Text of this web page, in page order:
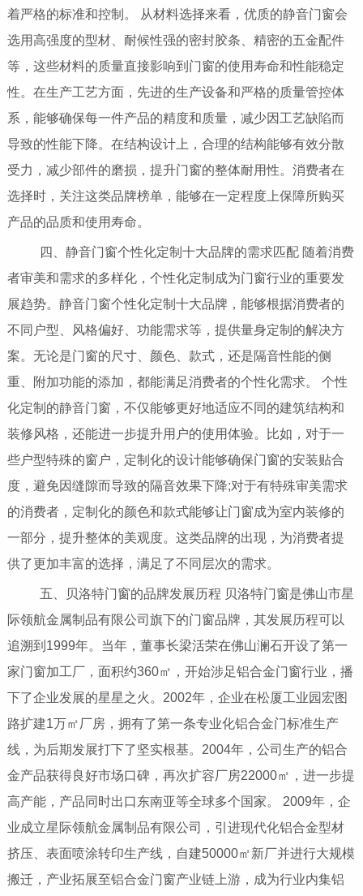
着严格的标准和控制。 从材料选择来看，优质的静音门窗会
选用高强度的型材、耐候性强的密封胶条、精密的五金配件
等，这些材料的质量直接影响到门窗的使用寿命和性能稳定
性。在生产工艺方面，先进的生产设备和严格的质量管控体
系，能够确保每一件产品的精度和质量，减少因工艺缺陷而
导致的性能下降。在结构设计上，合理的结构能够有效分散
受力，减少部件的磨损，提升门窗的整体耐用性。消费者在
选择时，关注这类品牌榜单，能够在一定程度上保障所购买
产品的品质和使用寿命。
四、静音门窗个性化定制十大品牌的需求匹配 随着消费
者审美和需求的多样化，个性化定制成为门窗行业的重要发
展趋势。静音门窗个性化定制十大品牌，能够根据消费者的
不同户型、风格偏好、功能需求等，提供量身定制的解决方
案。无论是门窗的尺寸、颜色、款式，还是隔音性能的侧
重、附加功能的添加，都能满足消费者的个性化需求。 个性
化定制的静音门窗，不仅能够更好地适应不同的建筑结构和
装修风格，还能进一步提升用户的使用体验。比如，对于一
些户型特殊的窗户，定制化的设计能够确保门窗的安装贴合
度，避免因缝隙而导致的隔音效果下降;对于有特殊审美需求
的消费者，定制化的颜色和款式能够让门窗成为室内装修的
一部分，提升整体的美观度。这类品牌的出现，为消费者提
供了更加丰富的选择，满足了不同层次的需求。
五、贝洛特门窗的品牌发展历程 贝洛特门窗是佛山市星
际领航金属制品有限公司旗下的门窗品牌，其发展历程可以
追溯到1999年。当年，董事长梁活荣在佛山澜石开设了第一
家门窗加工厂，面积约360㎡，开始涉足铝合金门窗行业，播
下了企业发展的星星之火。2002年，企业在松厦工业园宏图
路扩建1万㎡厂房，拥有了第一条专业化铝合金门标准生产
线，为后期发展打下了坚实根基。2004年，公司生产的铝合
金产品获得良好市场口碑，再次扩容厂房22000㎡，进一步提
高产能，产品同时出口东南亚等全球多个国家。 2009年，企
业成立星际领航金属制品有限公司，引进现代化铝合金型材
挤压、表面喷涂转印生产线，自建50000㎡新厂并进行大规模
搬迁，产业拓展至铝合金门窗产业链上游，成为行业内集铝